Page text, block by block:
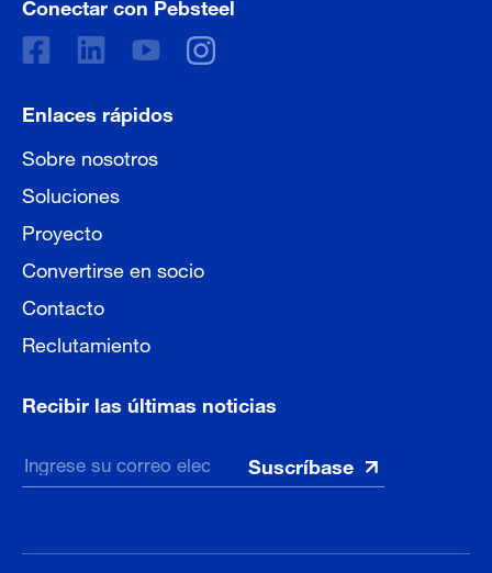
Enlaces rápidos
Sobre nosotros
Soluciones
Proyecto
Convertirse en socio
Contacto
Reclutamiento
Recibir las últimas noticias